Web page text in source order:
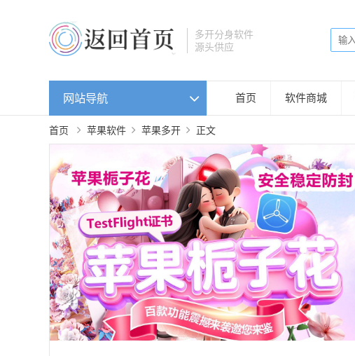
多开分身软件
源头供应
网站导航 首页 软件商城
首页 苹果软件 苹果多开 正文